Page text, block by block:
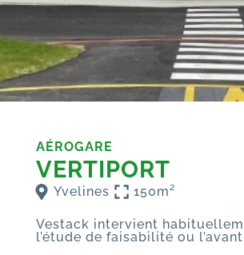
AÉROGARE
VERTIPORT
Yvelines 150m²
Vestack intervient
l’étude de faisabilité ou